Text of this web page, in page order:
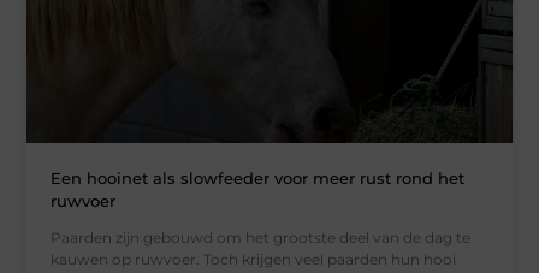
Een hooinet als slowfeeder voor meer rust rond het
ruwvoer
Paarden zijn gebouwd om het grootste deel van de dag te
kauwen op ruwvoer. Toch krijgen veel paarden hun hooi